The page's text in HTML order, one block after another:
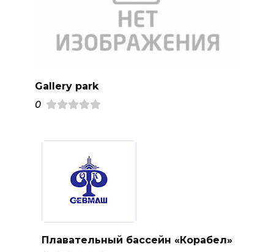
Gallery рark
0
Плавательный бассейн «Корабел»